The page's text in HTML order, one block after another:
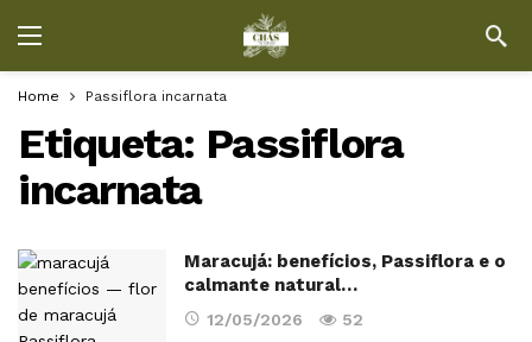
Home Passiflora incarnata
Etiqueta: Passiflora
incarnata
Maracujá: benefícios, Passiflora e o
calmante natural…
12/05/2026 52